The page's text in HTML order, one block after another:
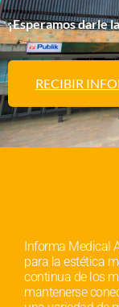
¡Esperamos darle
RECIBIR
Informa Medical
para la estética
continua de los
mantenerse